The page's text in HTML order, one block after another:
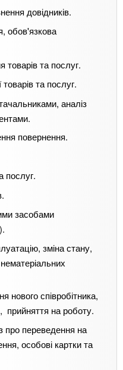
довідників.
обов'язкова
товарів та послуг.
товарів та послуг.
аналіз
повернення.
послуг.
засобами
зміна стану,
нового співробітника,
прийняття на роботу.
про переведення на
особові картки та